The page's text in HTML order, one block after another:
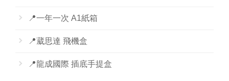
📍一年一次 A1紙箱
📍葳思達 飛機盒
📍龍成國際 插底手提盒